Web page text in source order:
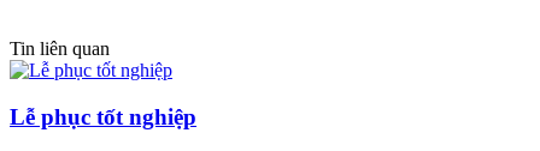
Tin liên quan
Lễ phục tốt nghiệp